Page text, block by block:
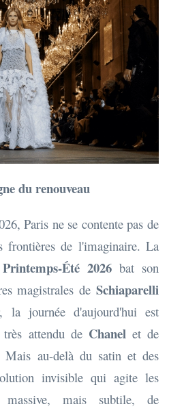
du renouveau
Paris ne se contente pas de
de l'imaginaire. La
Été 2026 bat son
magistrales de Schiaparelli
la journée d'aujourd'hui est
attendu de Chanel et de
Mais au-delà du satin et des
invisible qui agite les
mais subtile, de